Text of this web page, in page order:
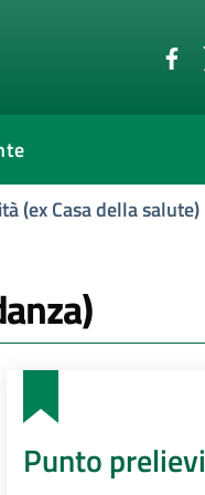
(ex Casa della salute)
Punto prelievi